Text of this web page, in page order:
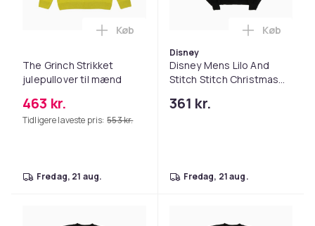
The Grinch Strikket
julepullover til mænd
463 kr.
Tidligere laveste pris: 553 kr.
Læg The Grinch Strikket julepullover
Køb
fredag, 21 aug.
Disney
Disney Mens Lilo And
Stitch Stitch Christmas
361 kr.
Læg
Køb
fredag, 21 aug.